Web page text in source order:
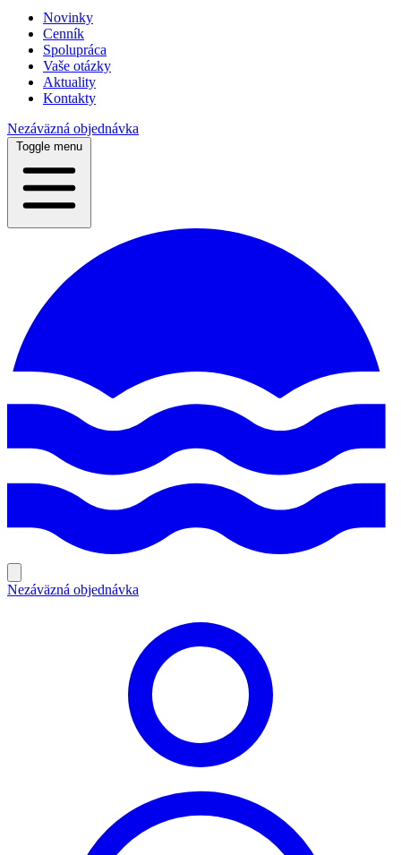
Novinky
Cenník
Spolupráca
Vaše otázky
Aktuality
Kontakty
Nezáväzná objednávka
Toggle menu
Nezáväzná objednávka